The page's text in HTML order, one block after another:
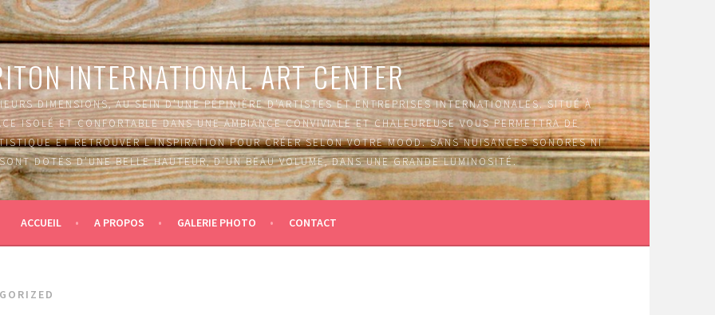
INTERNATIONAL ART CENTER
DIMENSIONS, AU SEIN D’UNE PÉPINIÈRE D'ARTISTES ET ENTREPRISES INTERNATIONALES. SITUÉ À
ISOLÉ ET CONFORTABLE DANS UNE AMBIANCE CONVIVIALE ET CHALEUREUSE VOUS PERMETTRA DE
ET RETROUVER L’INSPIRATION POUR CRÉER SELON VOTRE MOOD. SANS NUISANCES SONORES NI
DOTÉS D’UNE BELLE HAUTEUR, D’UN BEAU VOLUME, DANS UNE GRANDE LUMINOSITÉ.
ACCUEIL A PROPOS GALERIE PHOTO CONTACT